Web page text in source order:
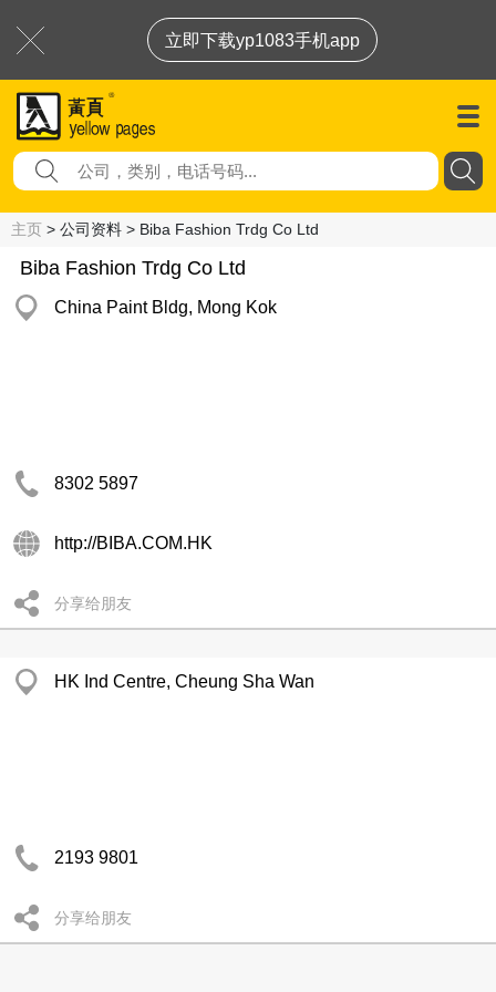
立即下载yp1083手机app
主页 > 公司资料 > Biba Fashion Trdg Co Ltd
Biba Fashion Trdg Co Ltd
China Paint Bldg, Mong Kok
8302 5897
http://BIBA.COM.HK
分享给朋友
HK Ind Centre, Cheung Sha Wan
2193 9801
分享给朋友